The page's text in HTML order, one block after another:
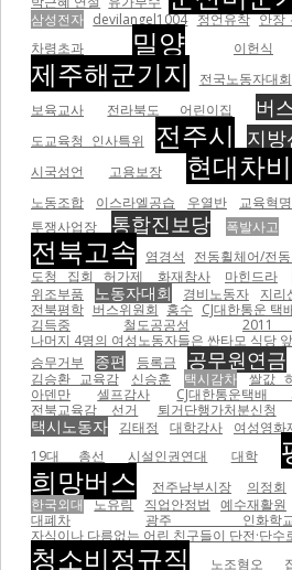
삼성전자 devilangel1004 정언유착 안장
차령초과
밀양 이헌식
제주해군기지 전국노동자대회
보육교사
전라북도 어린이집 버
도교육청 인사특위 전주시 지방
시국성언
고용보장 현대차
노동조합
이스라엘공습 우열반 교육혁
투쟁사업장 통합진보당 폭발사고
전북고속 염경석 전동휠체어/전
도청 집회 허가제
화재참사 마힌드라
위조부품
노동자대회 경비노동자 지리
전북평학 버스위원회 홍수 CJ대한통운 택
김득중
철도공공성
나머지 4명의 여성노동자들은 싼타모 식당
승무거부
종편 등록금 공무원연금
김승환 교육감
신승훈 택시감차 쌀값
아덴만
셀프감사 CJ대한통운택배
전북교육감 선거
퇴거단행가처분신청
택시노동자 김태정 대학강사 여성영화
19대 총선
시설인권연대 대학
희망버스 전주남부시장 의정회
한국외대
노유림 직업안정법 예수재활원
대폐차
광주 인화학
자식이나 다름없는 어린 친구들이 단전·단
청소비정규직 노조혐오